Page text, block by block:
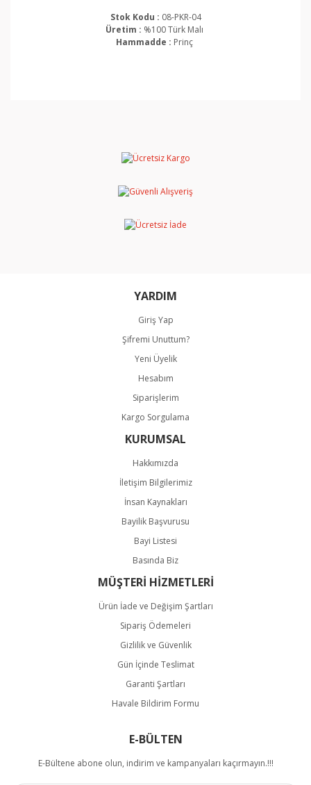
Stok Kodu : 08-PKR-04
Üretim : %100 Türk Malı
Hammadde : Prinç
Yorum Yaz
Ürün açıklamasında eksik bilgiler bulunuyor.
Gönder
YARDIM
Giriş Yap
Şifremi Unuttum?
Yeni Üyelik
Hesabım
Siparişlerim
Kargo Sorgulama
KURUMSAL
Hakkımızda
İletişim Bilgilerimiz
İnsan Kaynakları
Bayilik Başvurusu
Bayi Listesi
Basında Biz
MÜŞTERİ HİZMETLERİ
Ürün İade ve Değişim Şartları
Sipariş Ödemeleri
Gizlilik ve Güvenlik
Gün İçinde Teslimat
Garanti Şartları
Havale Bildirim Formu
E-BÜLTEN
E-Bültene abone olun, indirim ve kampanyaları kaçırmayın.!!!